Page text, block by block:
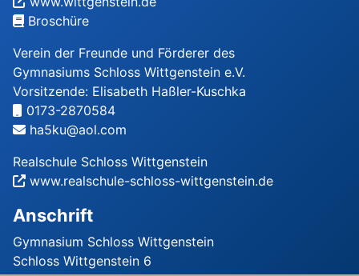
Broschüre
Verein der Freunde und Förderer des
Gymnasiums Schloss Wittgenstein e.V.
Vorsitzende: Elisabeth Haßler-Kuschka
0173-2870584
ha5ku@aol.com
Realschule Schloss Wittgenstein
www.realschule-schloss-wittgenstein.de
Anschrift
Gymnasium Schloss Wittgenstein
Schloss Wittgenstein 6